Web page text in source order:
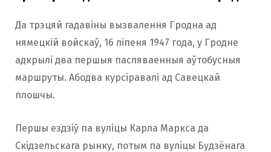
Да трэцяй гадавіны вызвалення Гродна ад
нямецкій войскаў, 16 ліпеня 1947 года, у Гродне
адкрылі два першыя пасляваенныя аўтобусныя
маршруты. Абодва курсіравалі ад Савецкай
плошчы.
Першы ездзіў па вуліцы Карла Маркса да
Скідзельскага рынку, потым па вуліцы Будзёнага